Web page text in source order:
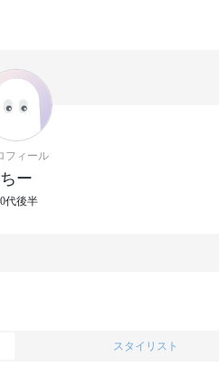
フィール
ちー
代後半
スタイリスト